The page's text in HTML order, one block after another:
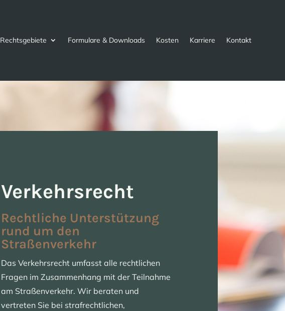
Rechtsgebiete Formulare & Downloads Kosten Karriere Kontakt
Verkehrsrecht
Rechtliche Unterstützung
rund um den
Straßenverkehr
Das Verkehrsrecht umfasst alle rechtlichen
Fragen im Zusammenhang mit der Teilnahme
am Straßenverkehr. Wir beraten und
vertreten Sie bei strafrechtlichen,